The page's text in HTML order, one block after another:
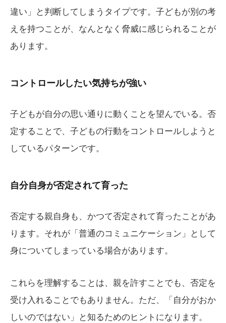
違い」と判断してしまうタイプです。子どもが別の考
えを持つことが、なんとなく脅威に感じられることが
あります。
コントロールしたい気持ちが強い
子どもが自分の思い通りに動くことを望んでいる。否
定することで、子どもの行動をコントロールしようと
しているパターンです。
自分自身が否定されて育った
否定する親自身も、かつて否定されて育ったことがあ
ります。それが「普通のコミュニケーション」として
身についてしまっている場合があります。
これらを理解することは、親を許すことでも、否定を
受け入れることでもありません。ただ、「自分がおか
しいのではない」と知るためのヒントになります。